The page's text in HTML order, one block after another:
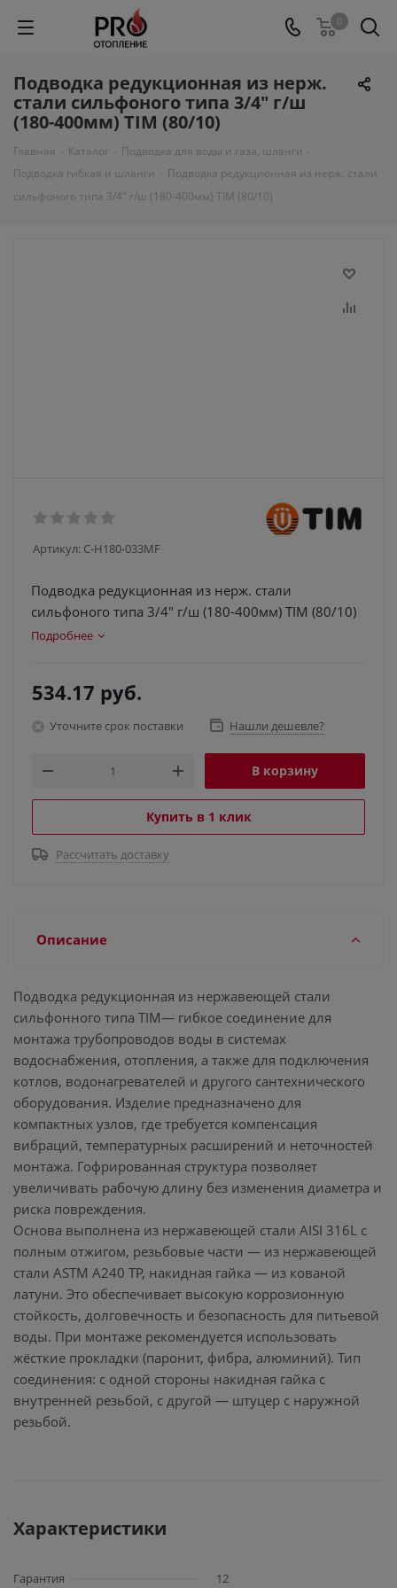
0
Подводка редукционная из нерж.
стали сильфоного типа 3/4" г/ш
(180-400мм) TIM (80/10)
Главная - Каталог - Подводка для воды и газа, шланги -
Подводка гибкая и шланги - Подводка редукционная из нерж. стали
сильфоного типа 3/4" г/ш (180-400мм) TIM (80/10)
Артикул: C-H180-033MF
Подводка редукционная из нерж. стали
сильфоного типа 3/4" г/ш (180-400мм) TIM (80/10)
Подробнее
534.17 руб.
Уточните срок поставки Нашли дешевле?
В корзину
Купить в 1 клик
Рассчитать доставку
Описание
Подводка редукционная из нержавеющей стали
сильфонного типа TIM— гибкое соединение для
монтажа трубопроводов воды в системах
водоснабжения, отопления, а также для подключения
котлов, водонагревателей и другого сантехнического
оборудования. Изделие предназначено для
компактных узлов, где требуется компенсация
вибраций, температурных расширений и неточностей
монтажа. Гофрированная структура позволяет
увеличивать рабочую длину без изменения диаметра и
риска повреждения.
Основа выполнена из нержавеющей стали AISI 316L с
полным отжигом, резьбовые части — из нержавеющей
стали ASTM A240 TP, накидная гайка — из кованой
латуни. Это обеспечивает высокую коррозионную
стойкость, долговечность и безопасность для питьевой
воды. При монтаже рекомендуется использовать
жёсткие прокладки (паронит, фибра, алюминий). Тип
соединения: с одной стороны накидная гайка с
внутренней резьбой, с другой — штуцер с наружной
резьбой.
Характеристики
Гарантия 12